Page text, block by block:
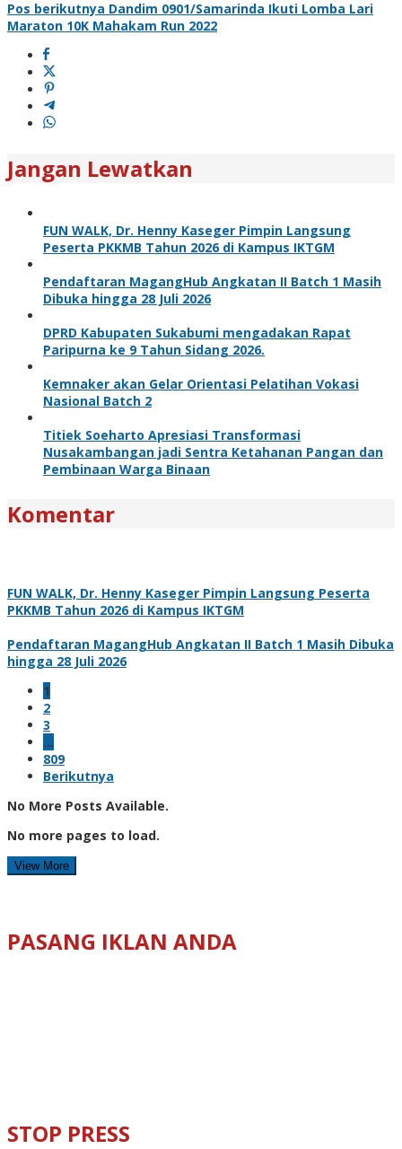
Pos berikutnya Dandim 0901/Samarinda Ikuti Lomba Lari
Maraton 10K Mahakam Run 2022
Jangan Lewatkan
FUN WALK, Dr. Henny Kaseger Pimpin Langsung
Peserta PKKMB Tahun 2026 di Kampus IKTGM
Pendaftaran MagangHub Angkatan II Batch 1 Masih
Dibuka hingga 28 Juli 2026
DPRD Kabupaten Sukabumi mengadakan Rapat
Paripurna ke 9 Tahun Sidang 2026.
Kemnaker akan Gelar Orientasi Pelatihan Vokasi
Nasional Batch 2
Titiek Soeharto Apresiasi Transformasi
Nusakambangan jadi Sentra Ketahanan Pangan dan
Pembinaan Warga Binaan
Komentar
FUN WALK, Dr. Henny Kaseger Pimpin Langsung Peserta
PKKMB Tahun 2026 di Kampus IKTGM
Pendaftaran MagangHub Angkatan II Batch 1 Masih Dibuka
hingga 28 Juli 2026
1
2
3
…
809
Berikutnya
No More Posts Available.
No more pages to load.
View More
PASANG IKLAN ANDA
STOP PRESS